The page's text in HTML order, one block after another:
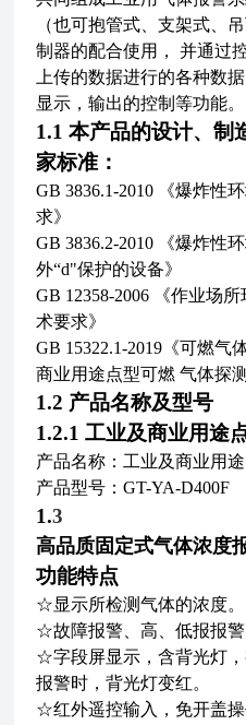
（也可抱管式、支架式、
制器的配合使用，并通过
上传的数据进行的各种数
显示，输出的控制等功能。
1.1 本产品的设计、制
家标准：
GB 3836.1-2010 《爆炸性
求》
GB 3836.2-2010 《爆炸性
外“d"保护的设备》
GB 12358-2006 《作业场
术要求》
GB 15322.1-2019《可燃气
商业用途点型可燃气体探
1.2 产品名称及型号
1.2.1 工业及商业用途
产品名称：工业及商业用
产品型号：GT-YA-D400F
1.3
高品质固定式气体浓度
功能特点
☆显示所检测气体的浓度。
☆故障报警、高、低报报警
☆字段屏显示，含背光灯
报警时，背光灯变红。
☆红外遥控输入，免开盖操